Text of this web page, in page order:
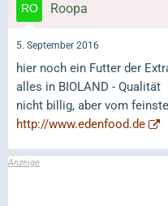
Roopa
5. September 2016
hier noch ein Futter der
alles in BIOLAND - Qualität
nicht billig, aber vom
http://www.edenfood.de